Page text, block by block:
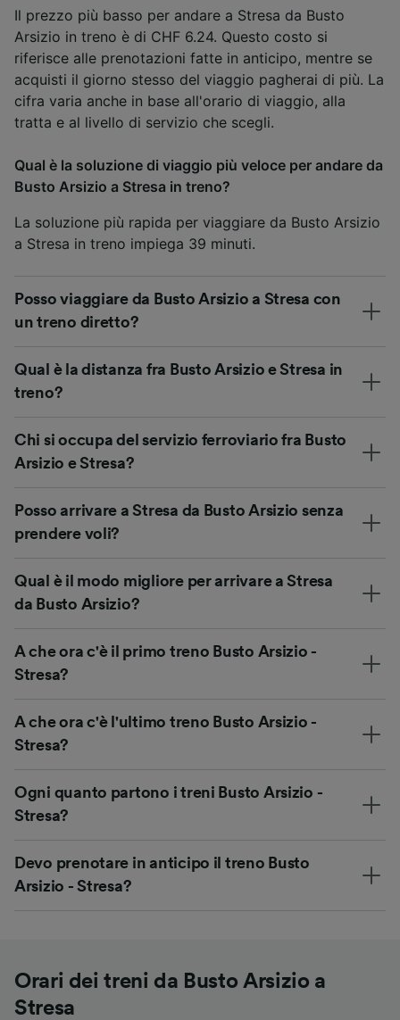
Il prezzo più basso per andare a Stresa da Busto
Arsizio in treno è di CHF 6.24. Questo costo si
riferisce alle prenotazioni fatte in anticipo, mentre se
acquisti il giorno stesso del viaggio pagherai di più. La
cifra varia anche in base all'orario di viaggio, alla
tratta e al livello di servizio che scegli.
Qual è la soluzione di viaggio più veloce per andare da
Busto Arsizio a Stresa in treno?
La soluzione più rapida per viaggiare da Busto Arsizio
a Stresa in treno impiega 39 minuti.
Posso viaggiare da Busto Arsizio a Stresa con
un treno diretto?
Qual è la distanza fra Busto Arsizio e Stresa in
treno?
Chi si occupa del servizio ferroviario fra Busto
Arsizio e Stresa?
Posso arrivare a Stresa da Busto Arsizio senza
prendere voli?
Qual è il modo migliore per arrivare a Stresa
da Busto Arsizio?
A che ora c'è il primo treno Busto Arsizio -
Stresa?
A che ora c'è l'ultimo treno Busto Arsizio -
Stresa?
Ogni quanto partono i treni Busto Arsizio -
Stresa?
Devo prenotare in anticipo il treno Busto
Arsizio - Stresa?
Orari dei treni da Busto Arsizio a
Stresa